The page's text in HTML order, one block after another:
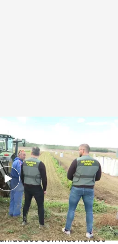
en las zonas rurales
Cuatro
Civil se encarga
rurales
y la Comunidad
con más hurtos